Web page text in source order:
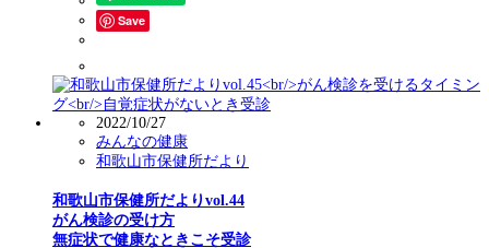
Save
2022/10/27
みんなの健康
和歌山市保健所だより
和歌山市保健所だよりvol.44
がん検診の受け方
無症状で健康なときこそ受診